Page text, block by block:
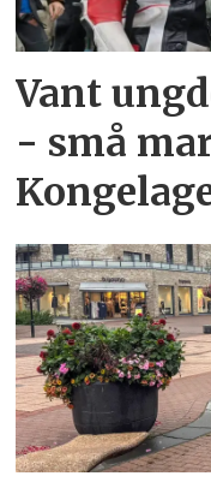
Vant
- små